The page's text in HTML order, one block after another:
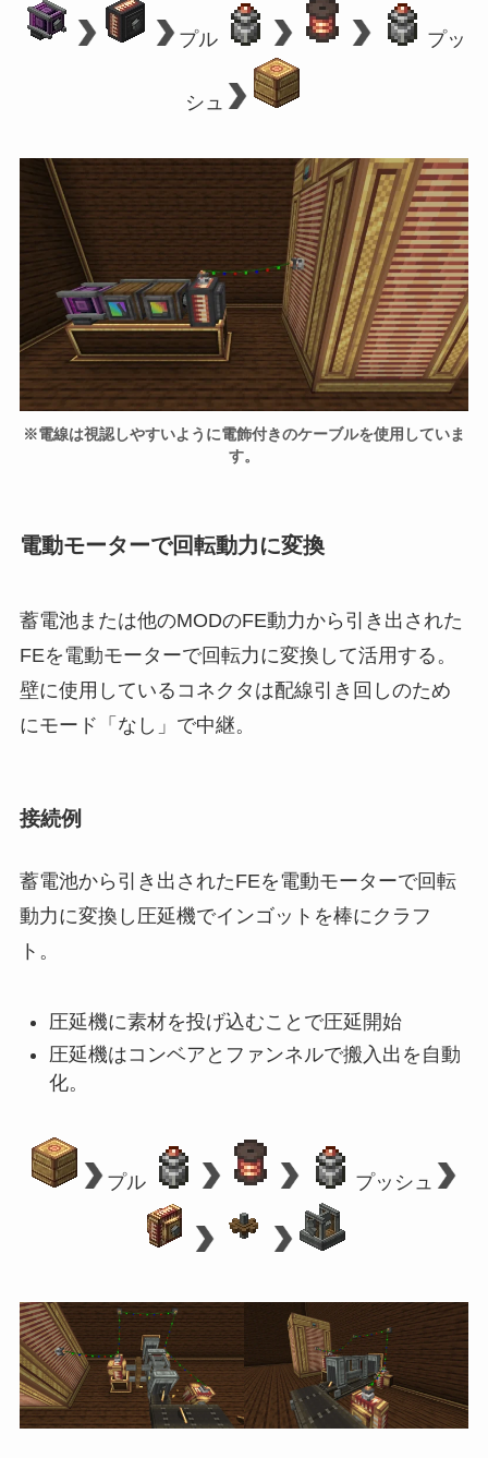
プル プッ
シュ
※電線は視認しやすいように電飾付きのケーブルを使用していま
す。
電動モーターで回転動力に変換
蓄電池または他のMODのFE動力から引き出された
FEを電動モーターで回転力に変換して活用する。
壁に使用しているコネクタは配線引き回しのため
にモード「なし」で中継。
接続例
蓄電池から引き出されたFEを電動モーターで回転
動力に変換し圧延機でインゴットを棒にクラフ
ト。
圧延機に素材を投げ込むことで圧延開始
圧延機はコンベアとファンネルで搬入出を自動
化。
プル プッシュ